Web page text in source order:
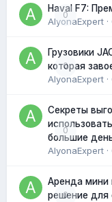
0
Haval F7:
AlyonaExpert
0
Грузовики
которая
AlyonaExpert
0
Секреты
большие
AlyonaExpert
0
Аренда мини
решение для